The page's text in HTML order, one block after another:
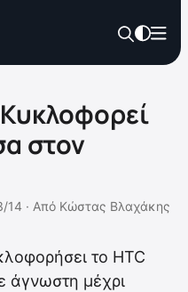
στον
14 · Από Κώστας Βλαχάκης
το HTC
άγνωστη μέχρι